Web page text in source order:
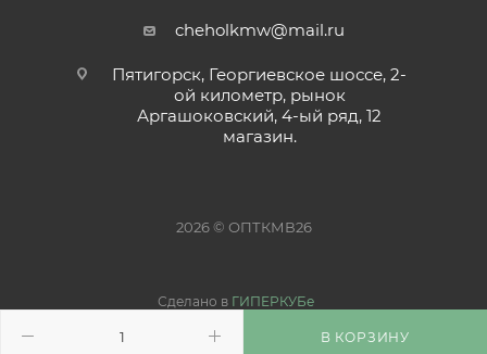
В КОРЗИНУ
cheholkmw@mail.ru
Пятигорск, Георгиевское шоссе, 2-
ой километр, рынок
Аргашоковский, 4-ый ряд, 12
магазин.
2026 © ОПТКМВ26
Сделано в ГИПЕРКУБе